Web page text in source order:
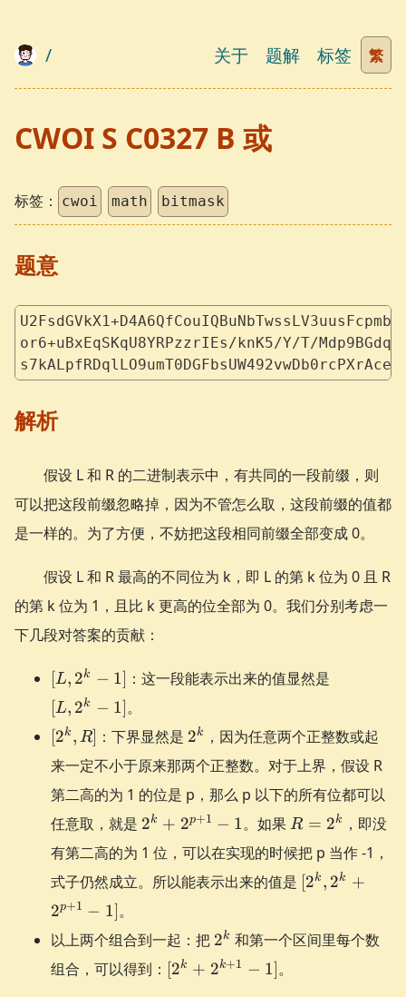
/ 关于 题解 标签 繁
CWOI S C0327 B 或
标签： cwoi math bitmask
题意
or6+uBxEqSKqU8YRPzzrIEs/knK5/Y/T/
解析
假设 L 和 R 的二进制表示中，有共同的一段前缀，则
可以把这段前缀忽略掉，因为不管怎么取，这段前缀的值都
是一样的。为了方便，不妨把这段相同前缀全部变成 0。
假设 L 和 R 最高的不同位为 k，即 L 的第 k 位为 0 且 R
的第 k 位为 1，且比 k 更高的位全部为 0。我们分别考虑一
下几段对答案的贡献：
[L,
2^{k}-1]
[L, 2k − 1] ：这一段能表示出来的值显然是
[L, 2k − 1]。
[2^{k},
R]
[2k , R] ：下界显然是 2^{k}
2k
，因为任意两个正整数或起
来一定不小于原来那两个正整数。对于上界，假设 R
第二高的为 1 的位是 p，那么 p 以下的所有位都可以
任意取，就是 2^{k}+2^{p+1}-1
2k + 2p+1 − 1。如果R=2^{k}
R = 2k
，即没
有第二高的为 1 位，可以在实现的时候把 p 当作 -1，
式子仍然成立。所以能表示出来的值是 [2^{k},
2^{k}
[2k , 2k
+
2p+1 − 1]。
以上两个组合到一起：把 2^{k}
2k 和第一个区间里每个数
组合，可以得到： [2^{k}
+2^{k+1}-1]
[2k + 2k+1 − 1]。